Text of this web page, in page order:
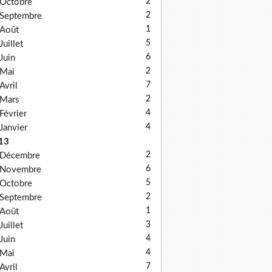
Octobre
Septembre 2
Août 1
Juillet 5
Juin 6
Mai 2
Avril 7
Mars 2
Février 4
Janvier 4
Décembre
2
Novembre 6
Octobre 5
Septembre 2
Août 1
Juillet 3
Juin 4
Mai 4
Avril 7